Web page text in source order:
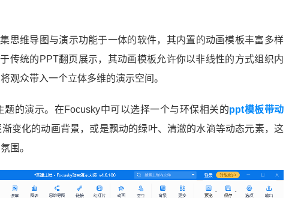
思维导图与演示功能于一体的软件，其内置的动画模板丰富多样
传统的PPT翻页展示，其动画模板允许你以非线性的方式组织内
观众带入一个立体多维的演示空间。
的演示。在Focusky中可以选择一个与环保相关的ppt模板带动
变化的动画背景，或是飘动的绿叶、清澈的水滴等动态元素，这
围。